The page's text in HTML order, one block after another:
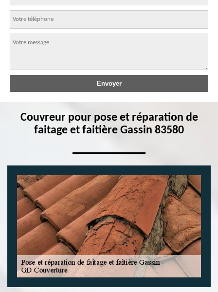
Couvreur pour pose et réparation de
faitage et faitière Gassin 83580